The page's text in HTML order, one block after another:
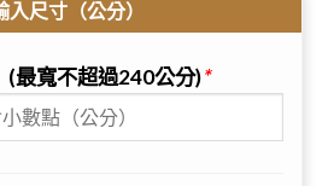
入尺寸（公分）
(最寬不超過240公分)*